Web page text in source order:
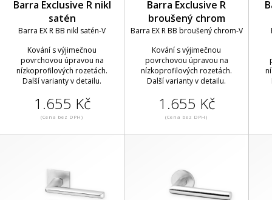
Barra Exclusive R nikl
satén
Barra EX R BB nikl satén-V
Kování s výjimečnou
povrchovou úpravou na
nízkoprofilových rozetách.
Další varianty v detailu.
1.655 Kč
(Cena bez DPH)
Barra Exclusive R
broušený chrom
Barra EX R BB broušený chrom-V
Kování s výjimečnou
povrchovou úpravou na
nízkoprofilových rozetách.
Další varianty v detailu.
1.655 Kč
(Cena bez DPH)